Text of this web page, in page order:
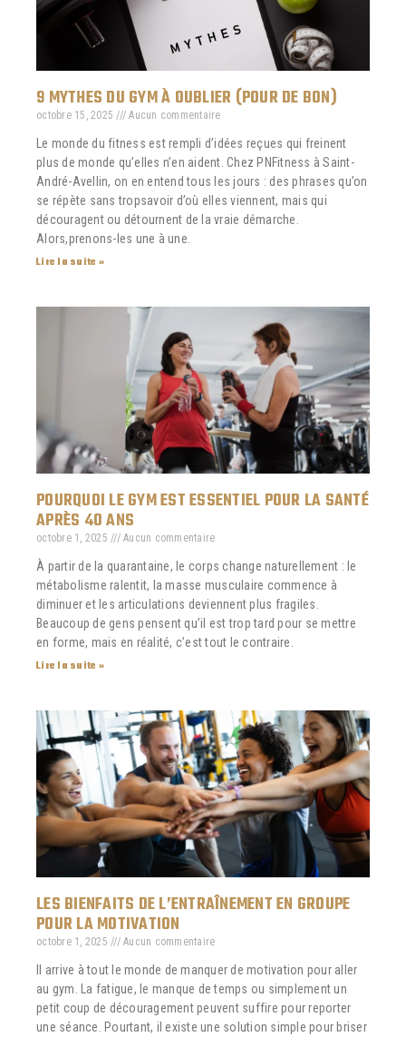
9 MYTHES DU GYM À OUBLIER (POUR DE BON)
octobre 15, 2025 Aucun commentaire
Le monde du fitness est rempli d’idées reçues qui freinent
plus de monde qu’elles n’en aident. Chez PNFitness à Saint-
André-Avellin, on en entend tous les jours : des phrases qu’on
se répète sans tropsavoir d’où elles viennent, mais qui
découragent ou détournent de la vraie démarche.
Alors,prenons-les une à une.
Lire la suite »
POURQUOI LE GYM EST ESSENTIEL POUR LA SANTÉ
APRÈS 40 ANS
octobre 1, 2025 Aucun commentaire
À partir de la quarantaine, le corps change naturellement : le
métabolisme ralentit, la masse musculaire commence à
diminuer et les articulations deviennent plus fragiles.
Beaucoup de gens pensent qu’il est trop tard pour se mettre
en forme, mais en réalité, c’est tout le contraire.
Lire la suite »
LES BIENFAITS DE L’ENTRAÎNEMENT EN GROUPE
POUR LA MOTIVATION
octobre 1, 2025 Aucun commentaire
Il arrive à tout le monde de manquer de motivation pour aller
au gym. La fatigue, le manque de temps ou simplement un
petit coup de découragement peuvent suffire pour reporter
une séance. Pourtant, il existe une solution simple pour briser